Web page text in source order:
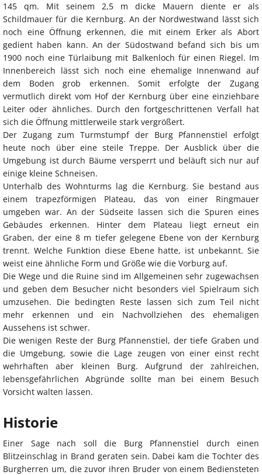
145 qm. Mit seinem 2,5 m dicke Mauern diente er als
Schildmauer für die Kernburg. An der Nordwestwand lässt sich
noch eine Öffnung erkennen, die mit einem Erker als Abort
gedient haben kann. An der Südostwand befand sich bis um
1900 noch eine Türlaibung mit Balkenloch für einen Riegel. Im
Innenbereich lässt sich noch eine ehemalige Innenwand auf
dem Boden grob erkennen. Somit erfolgte der Zugang
vermutlich direkt vom Hof der Kernburg über eine einziehbare
Leiter oder ähnliches. Durch den fortgeschrittenen Verfall hat
sich die Öffnung mittlerweile stark vergrößert.
Der Zugang zum Turmstumpf der Burg Pfannenstiel erfolgt
heute noch über eine steile Treppe. Der Ausblick über die
Umgebung ist durch Bäume versperrt und beläuft sich nur auf
einige kleine Schneisen.
Unterhalb des Wohnturms lag die Kernburg. Sie bestand aus
einem trapezförmigen Plateau, das von einer Ringmauer
umgeben war. An der Südseite lassen sich die Spuren eines
Gebäudes erkennen. Hinter dem Plateau liegt erneut ein
Graben, der eine 8 m tiefer gelegene Ebene von der Kernburg
trennt. Welche Funktion diese Ebene hatte, ist unbekannt. Sie
weist eine ähnliche Form und Größe wie die Vorburg auf.
Die Wege und die Ruine sind im Allgemeinen sehr zugewachsen
und geben dem Besucher nicht besonders viel Spielraum sich
umzusehen. Die bedingten Reste lassen sich zum Teil nicht
mehr erkennen und ein Nachvollziehen des ehemaligen
Aussehens ist schwer.
Die wenigen Reste der Burg Pfannenstiel, der tiefe Graben und
die Umgebung, sowie die Lage zeugen von einer einst recht
wehrhaften aber kleinen Burg. Aufgrund der zahlreichen,
lebensgefährlichen Abgründe sollte man bei einem Besuch
Vorsicht walten lassen.
Historie
Einer Sage nach soll die Burg Pfannenstiel durch einen
Blitzeinschlag in Brand geraten sein. Dabei kam die Tochter des
Burgherren um, die zuvor ihren Bruder von einem Bediensteten